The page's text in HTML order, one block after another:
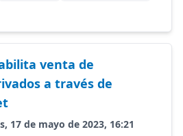
venta de
a través de
17 de mayo de 2023, 16:21